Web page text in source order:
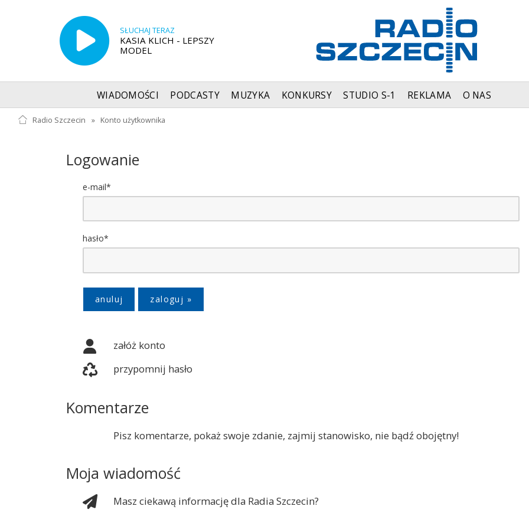
SŁUCHAJ TERAZ
KASIA KLICH - LEPSZY
MODEL
WIADOMOŚCI PODCASTY MUZYKA KONKURSY STUDIO S-1 REKLAMA O NAS
Radio Szczecin » Konto użytkownika
Logowanie
e-mail*
hasło*
anuluj
załóż konto
przypomnij hasło
Komentarze
Pisz komentarze, pokaż swoje zdanie, zajmij stanowisko, nie bądź obojętny!
Moja wiadomość
Masz ciekawą informację dla Radia Szczecin?